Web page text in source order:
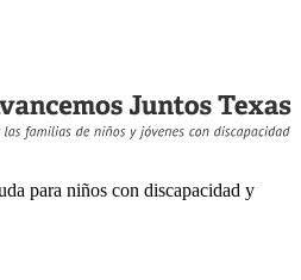
para niños con discapacidad y